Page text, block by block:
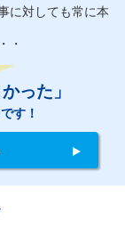
に対しても常に本
・
った」
す！